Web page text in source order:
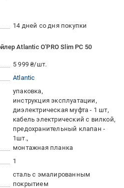
14 дней со дня покупки
Atlantic O'PRO Slim PC 50
5 999 ₴/шт.
Atlantic
упаковка
инструкция эксплуатации
диэлектрическая муфта - 1 шт
кабель электрический с вилкой
предохранительный клапан -
1шт.
монтажная планка
1
сталь с эмалированным
покрытием